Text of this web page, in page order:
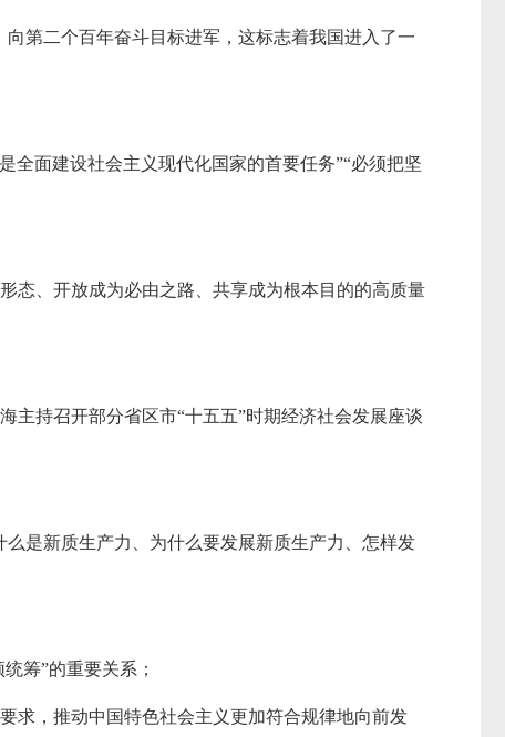
第二个百年奋斗目标进军，这标志着我国进入了一
全面建设社会主义现代化国家的首要任务”“必须把坚
态、开放成为必由之路、共享成为根本目的的高质量
主持召开部分省区市“十五五”时期经济社会发展座谈
是新质生产力、为什么要发展新质生产力、怎样发
筹”的重要关系；
求，推动中国特色社会主义更加符合规律地向前发